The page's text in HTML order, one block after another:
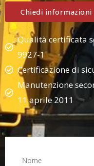
Chiedi informazioni
Qualità certificata
9927-1
Certificazione di
Manutenzione
11 aprile 2011
Nome